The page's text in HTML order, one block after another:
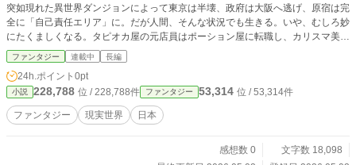
突如現れた異世界ダンジョンによって東京は半壊、政府は大阪へ逃げ、原宿は完
全に「自己責任エリア」に。だが人間、そんな状況でも生きる。いや、むしろ妙
にたくましくなる。タピオカ屋の元店員はポーション屋に転職し、カリスマ美容
師は魔物の毛を使った装備職人に。 配信者は命がけで「今日のダンジョン飯」
を実況し、元インフルエンサーはスラムの情報屋として暗躍する。ここには“主
人公”はいない。ただ、それぞれの事情を抱えた人々が、原宿という名の巨大ダ
ンジョンで今日もなんとか生き延びているだけだ。なお治安は最悪、でもトレン
ドだけは最先端である。
ファンタジー 連載中 長編
24h.ポイント 0pt
小説 228,788 位 / 228,788件 ファンタジー 53,314 位 / 53,314件
ファンタジー 現実世界 日本
感想数 0
文字数 18,098